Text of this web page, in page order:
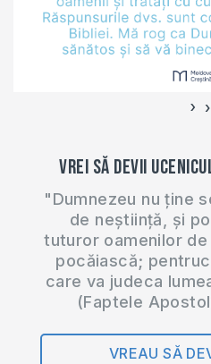
‹ ›
Vrei să devii
"Dumnezeu nu ține
de neștiință, și
tuturor oamenilor
pocăiască;
care va judeca
(Faptele
VREAU SĂ